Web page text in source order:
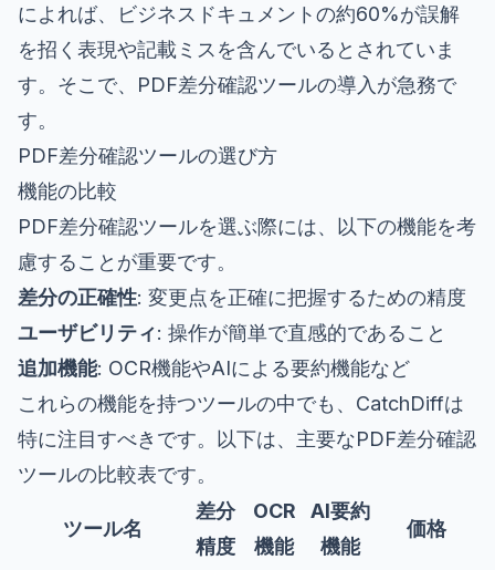
によれば、ビジネスドキュメントの約60%が誤解
を招く表現や記載ミスを含んでいるとされていま
す。そこで、PDF差分確認ツールの導入が急務で
す。
PDF差分確認ツールの選び方
機能の比較
PDF差分確認ツールを選ぶ際には、以下の機能を考
慮することが重要です。
差分の正確性: 変更点を正確に把握するための精度
ユーザビリティ: 操作が簡単で直感的であること
追加機能: OCR機能やAIによる要約機能など
これらの機能を持つツールの中でも、CatchDiffは
特に注目すべきです。以下は、主要なPDF差分確認
ツールの比較表です。
ツール名
差分
精度
OCR
機能
AI要約
機能
価格